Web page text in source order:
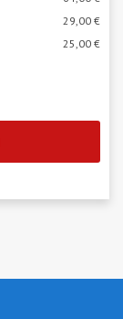
29,00 €
25,00 €